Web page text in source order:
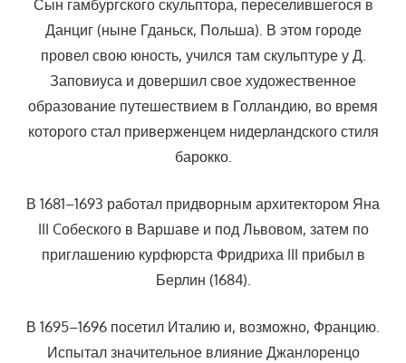
Сын гамбургского скульптора, переселившегося в
Данциг (ныне Гданьск, Польша). В этом городе
провел свою юность, учился там скульптуре у Д.
Заповиуса и довершил свое художественное
образование путешествием в Голландию, во время
которого стал приверженцем нидерландского стиля
барокко.
В 1681–1693 работал придворным архитектором Яна
III Cобеского в Варшаве и под Львовом, затем по
приглашению курфюрста Фридриха III прибыл в
Берлин (1684).
В 1695–1696 посетил Италию и, возможно, Францию.
Испытал значительное влияние Джанлоренцо